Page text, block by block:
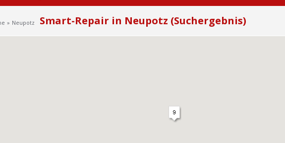
Neupotz Smart-Repair in Neupotz (Suchergebnis)